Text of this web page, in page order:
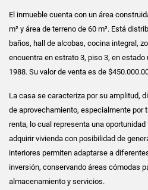
El inmueble cuenta con un área
m² y área de terreno de 60 m². Está
baños, hall de alcobas, cocina integral,
encuentra en estrato 3, piso 3, en
1988. Su valor de venta es de
La casa se caracteriza por su amplitud,
de aprovechamiento, especialmente por
renta, lo cual representa una
adquirir vivienda con posibilidad de
interiores permiten adaptarse a
inversión, conservando áreas cómodas
almacenamiento y servicios.